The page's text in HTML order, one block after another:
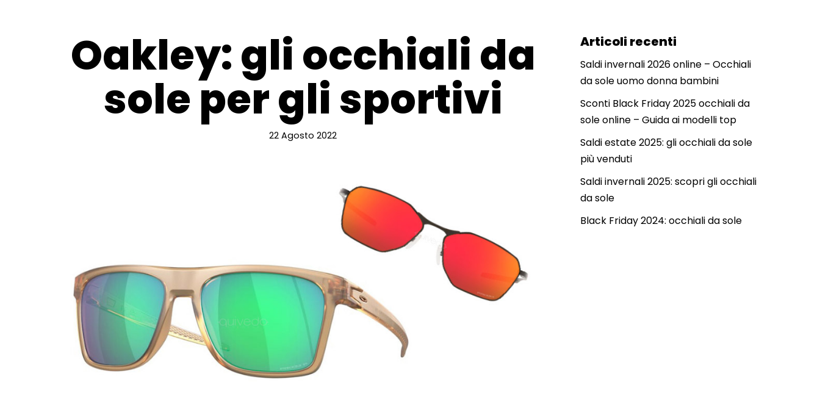
Oakley: gli occhiali da
sole per gli sportivi
22 Agosto 2022
Articoli recenti
Saldi invernali 2026 online – Occhiali
da sole uomo donna bambini
Sconti Black Friday 2025 occhiali da
sole online – Guida ai modelli top
Saldi estate 2025: gli occhiali da sole
più venduti
Saldi invernali 2025: scopri gli occhiali
da sole
Black Friday 2024: occhiali da sole